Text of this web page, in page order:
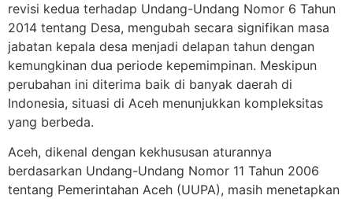
revisi kedua terhadap Undang-Undang Nomor 6 Tahun
2014 tentang Desa, mengubah secara signifikan masa
jabatan kepala desa menjadi delapan tahun dengan
kemungkinan dua periode kepemimpinan. Meskipun
perubahan ini diterima baik di banyak daerah di
Indonesia, situasi di Aceh menunjukkan kompleksitas
yang berbeda.
Aceh, dikenal dengan kekhususan aturannya
berdasarkan Undang-Undang Nomor 11 Tahun 2006
tentang Pemerintahan Aceh (UUPA), masih menetapkan